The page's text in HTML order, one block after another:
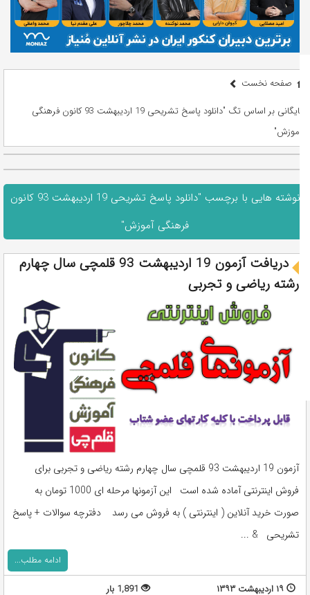
صفحه نخست
بایگانی بر اساس تگ "دانلود پاسخ تشریحی 19 اردیبهشت 93 کانون فرهنگی
آموزش"
نوشته هایی با برچسب "دانلود پاسخ تشریحی 19 اردیبهشت 93 کانون
فرهنگی آموزش"
دریافت آزمون 19 اردیبهشت 93 قلمچی سال چهارم
رشته ریاضی و تجربی
آزمون 19 اردیبهشت 93 قلمچی سال چهارم رشته ریاضی و تجربی برای
فروش اینترنتی آماده شده است این آزمونها مرحله ای 1000 تومان به
صورت خرید آنلاین ( اینترنتی ) به فروش می رسد دفترچه سوالات + پاسخ
تشریحی & ...
ادامه مطلب...
۱۹ اردیبهشت ۱۳۹۳ 1,891 بار